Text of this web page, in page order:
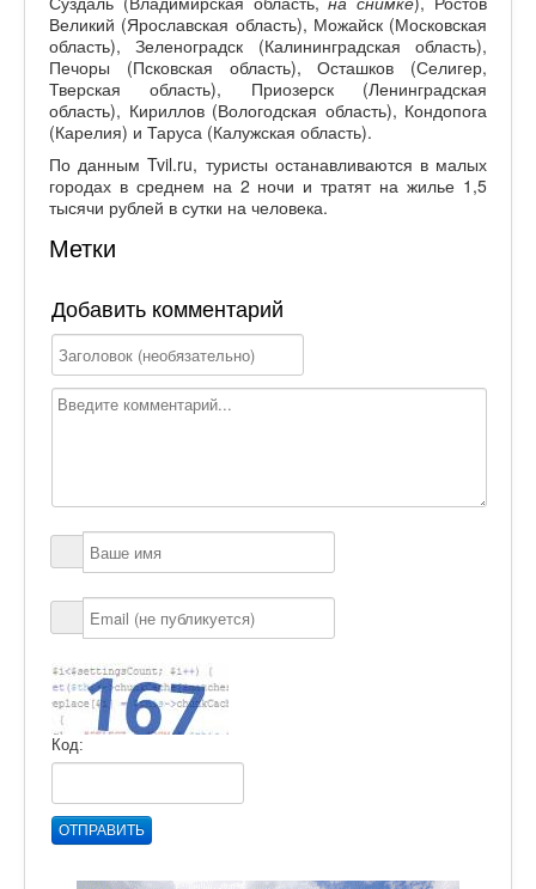
Великий (Ярославская область), Можайск (Московская
область), Зеленоградск (Калининградская область),
Печоры (Псковская область), Осташков (Селигер,
Тверская область), Приозерск (Ленинградская
область), Кириллов (Вологодская область), Кондопога
(Карелия) и Таруса (Калужская область).
По данным Tvil.ru, туристы останавливаются в малых
городах в среднем на 2 ночи и тратят на жилье 1,5
тысячи рублей в сутки на человека.
Метки
Добавить комментарий
Код:
ОТПРАВИТЬ